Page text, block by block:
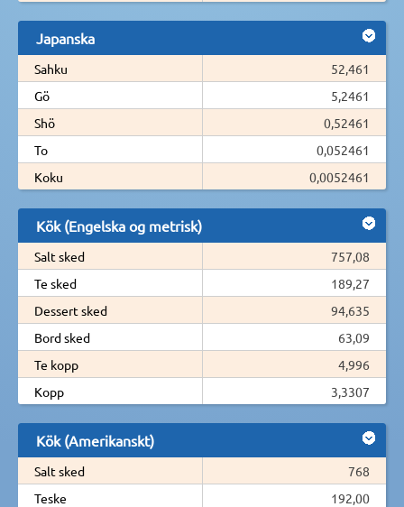
Japanska
Sahku
52,461
Gö
5,2461
Shö
0,52461
To
0,052461
Koku
0,0052461
Kök (Engelska og metrisk)
Salt sked
757,08
Te sked
189,27
Dessert sked
94,635
Bord sked
63,09
Te kopp
4,996
Kopp
3,3307
Kök (Amerikanskt)
Salt sked
768
Teske
192,00